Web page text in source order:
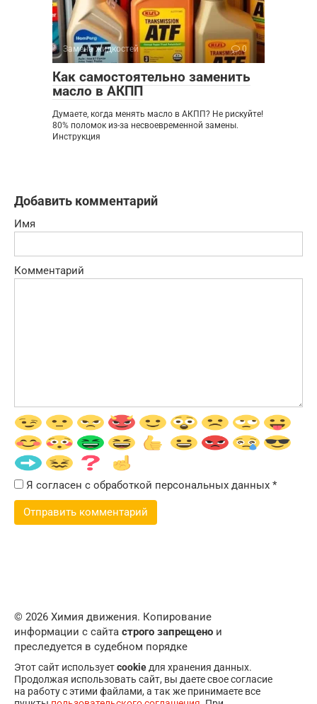
Замена жидкостей 0
Как самостоятельно заменить
масло в АКПП
Думаете, когда менять масло в АКПП? Не рискуйте!
80% поломок из-за несвоевременной замены.
Инструкция
Добавить комментарий
Имя
Комментарий
Я согласен с обработкой персональных данных *
© 2026 Химия движения. Копирование
информации с сайта строго запрещено и
преследуется в судебном порядке
Этот сайт используетcookie для хранения данных.
Продолжая использовать сайт, вы даете свое согласие
на работу с этими файлами, а так же принимаете все